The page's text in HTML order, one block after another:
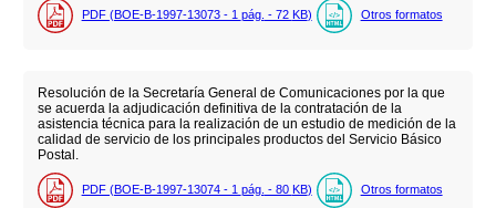
PDF (BOE-B-1997-13073 - 1 pág. - 72 KB) Otros formatos
Resolución de la Secretaría General de Comunicaciones por la que
se acuerda la adjudicación definitiva de la contratación de la
asistencia técnica para la realización de un estudio de medición de la
calidad de servicio de los principales productos del Servicio Básico
Postal.
PDF (BOE-B-1997-13074 - 1 pág. - 80 KB) Otros formatos